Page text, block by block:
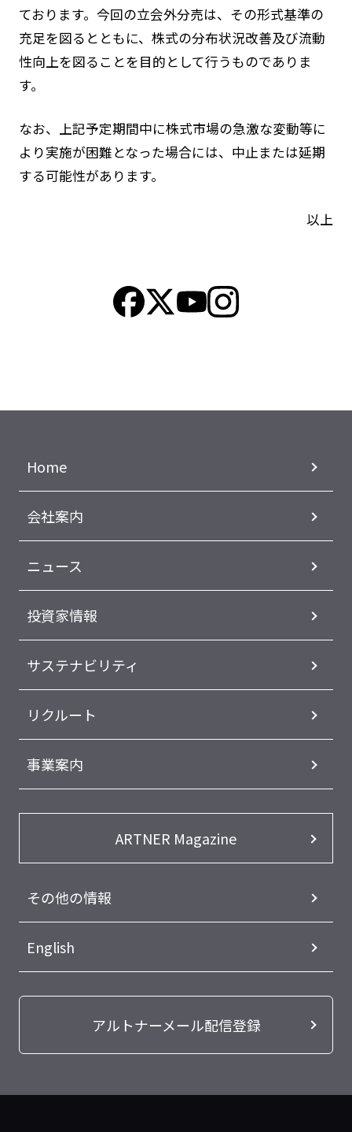
ております。今回の立会外分売は、その形式基準の
充足を図るとともに、株式の分布状況改善及び流動
性向上を図ることを目的として行うものでありま
す。
なお、上記予定期間中に株式市場の急激な変動等に
より実施が困難となった場合には、中止または延期
する可能性があります。
以上
Home
会社案内
ニュース
投資家情報
サステナビリティ
リクルート
事業案内
ARTNER Magazine
その他の情報
English
アルトナーメール配信登録